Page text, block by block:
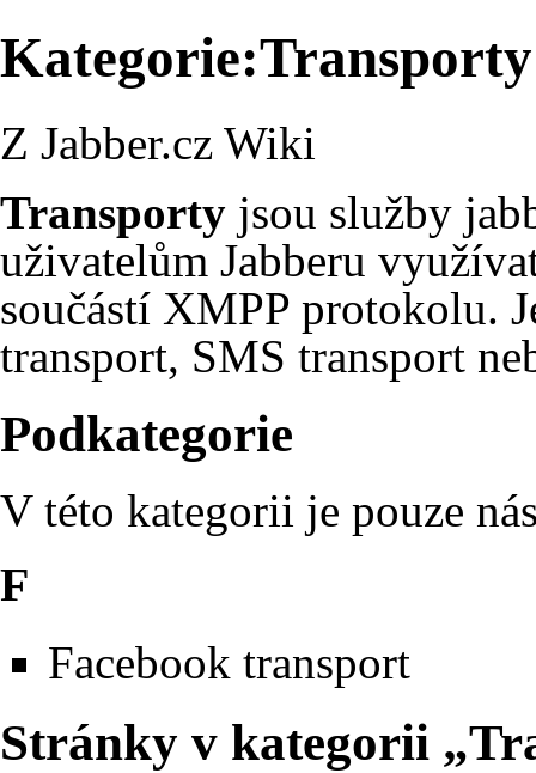
Kategorie:Transporty
Z Jabber.cz Wiki
Transporty jsou služby
uživatelům Jabberu
součástí XMPP protokolu.
transport, SMS transport
Podkategorie
V této kategorii je pouze
F
Facebook transport
Stránky v kategorii